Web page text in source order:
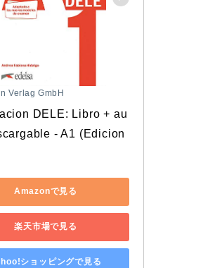
Verlag GmbH
DELE: Libro + au
- A1 (Edicion
Amazonで見る
楽天市場で見る
ショッピングで見る